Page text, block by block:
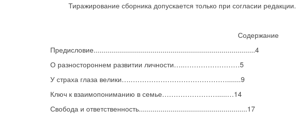
Тиражирование сборника допускается только при согласии редакции.
Содержание
Предисловие..................................................................................4
О разностороннем развитии личности…..……………………5
У страха глаза велики….…………………………………….......9
Ключ к взаимопониманию в семье…………………….....…14
Свобода и ответственность.......................................................17